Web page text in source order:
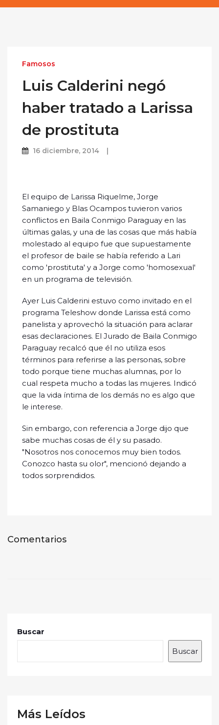
Famosos
Luis Calderini negó
haber tratado a Larissa
de prostituta
16 diciembre, 2014
El equipo de Larissa Riquelme, Jorge
Samaniego y Blas Ocampos tuvieron varios
conflictos en Baila Conmigo Paraguay en las
últimas galas, y una de las cosas que más había
molestado al equipo fue que supuestamente
el profesor de baile se había referido a Lari
como 'prostituta' y a Jorge como 'homosexual'
en un programa de televisión.
Ayer Luis Calderini estuvo como invitado en el
programa Teleshow donde Larissa está como
panelista y aprovechó la situación para aclarar
esas declaraciones. El Jurado de Baila Conmigo
Paraguay recalcó que él no utiliza esos
términos para referirse a las personas, sobre
todo porque tiene muchas alumnas, por lo
cual respeta mucho a todas las mujeres. Indicó
que la vida íntima de los demás no es algo que
le interese.
Sin embargo, con referencia a Jorge dijo que
sabe muchas cosas de él y su pasado.
"Nosotros nos conocemos muy bien todos.
Conozco hasta su olor", mencionó dejando a
todos sorprendidos.
Comentarios
Buscar
Buscar
Más Leídos